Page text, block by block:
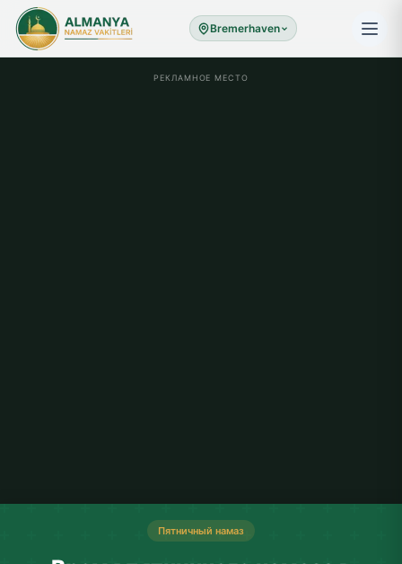
Bremerhaven
РЕКЛАМНОЕ МЕСТО
Пятничный намаз